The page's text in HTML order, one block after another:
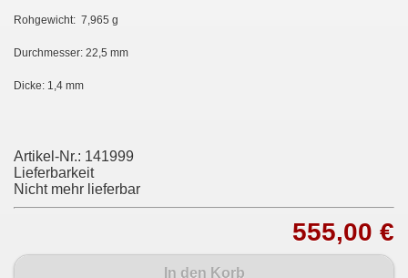
Rohgewicht: 7,965 g
Durchmesser: 22,5 mm
Dicke: 1,4 mm
Artikel-Nr.: 141999
Lieferbarkeit
Nicht mehr lieferbar
555,00 €
In den Korb